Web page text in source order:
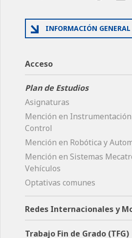
INFORMACIÓN GENERAL
Acceso
Plan de Estudios
Asignaturas
Mención en
Control
Mención en Robótica y
Mención en Sistemas
Vehículos
Optativas comunes
Redes Internacionales y
Trabajo Fin de Grado (TFG)